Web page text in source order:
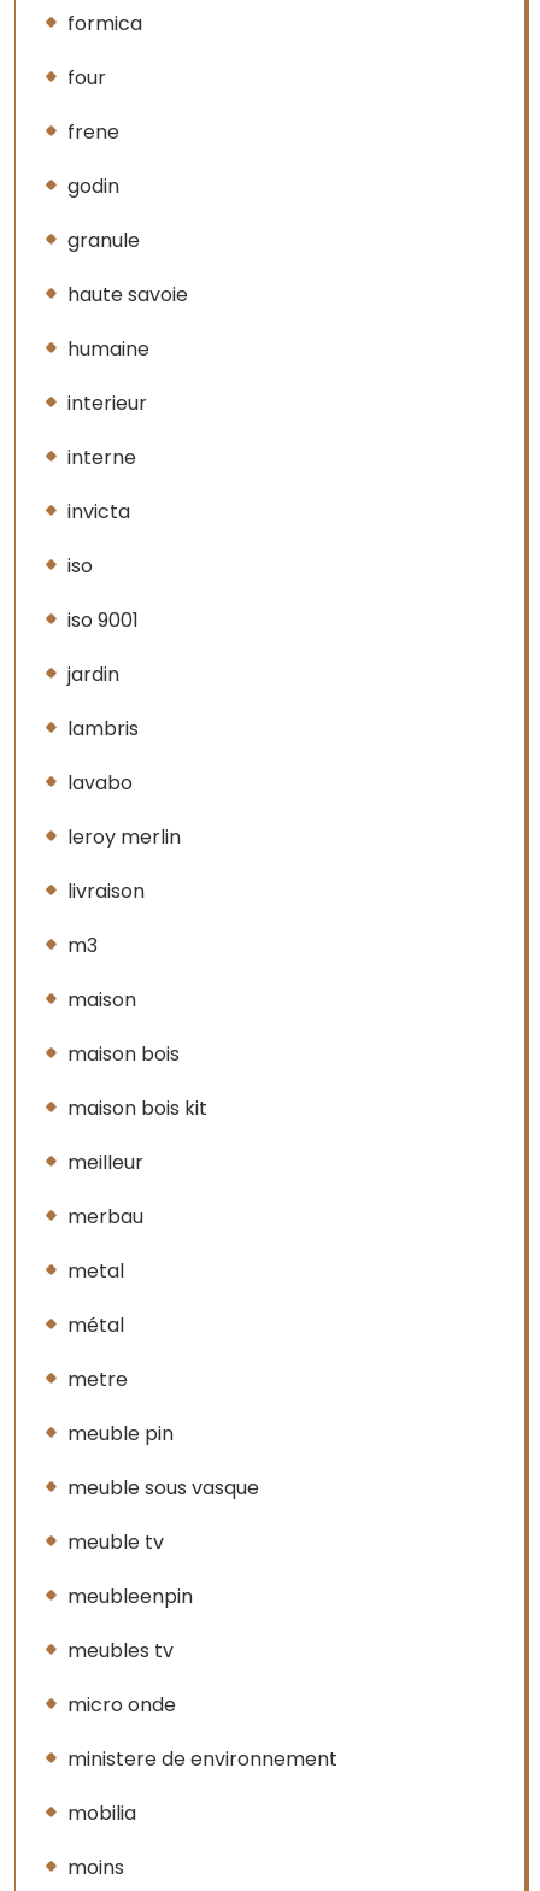
formica
four
frene
godin
granule
haute savoie
humaine
interieur
interne
invicta
iso
iso 9001
jardin
lambris
lavabo
leroy merlin
livraison
m3
maison
maison bois
maison bois kit
meilleur
merbau
metal
métal
metre
meuble pin
meuble sous vasque
meuble tv
meubleenpin
meubles tv
micro onde
ministere de environnement
mobilia
moins